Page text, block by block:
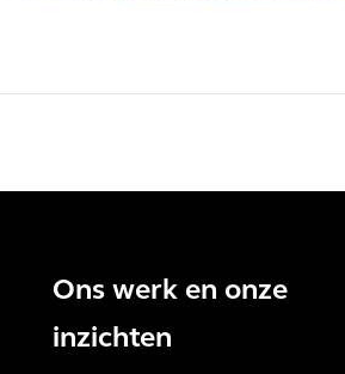
Ons werk en onze
inzichten